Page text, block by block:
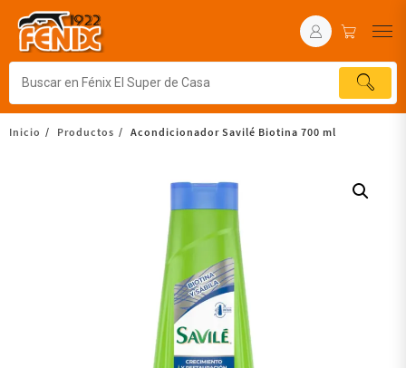
Inicio Productos Acondicionador Savilé Biotina 700 ml